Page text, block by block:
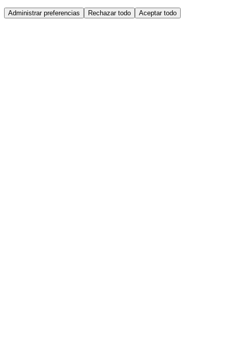
Administrar preferencias Rechazar todo Aceptar todo